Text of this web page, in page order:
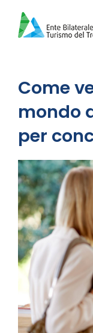
contenuto
Come
mondo
per